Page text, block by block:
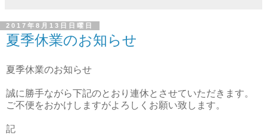
2017年8月13日日曜日
夏季休業のお知らせ
夏季休業のお知らせ
誠に勝手ながら下記のとおり連休とさせていただきます。
ご不便をおかけしますがよろしくお願い致します。
記